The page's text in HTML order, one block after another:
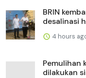
BRIN
desalinasi
4 hours
Pemulihan
dilakukan